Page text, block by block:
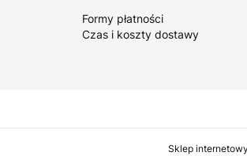
Formy płatności
Czas i koszty dostawy
Sklep internetowy